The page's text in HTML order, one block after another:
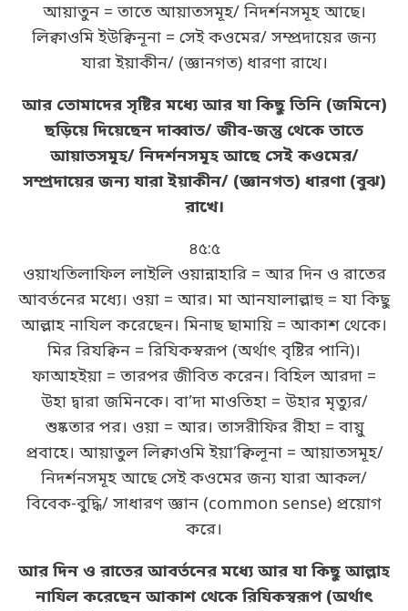
আয়াতুন = তাতে আয়াতসমূহ/ নিদর্শনসমূহ আছে।
লিক্বাওমি ইউক্বিনূনা = সেই কওমের/ সম্প্রদায়ের জন্য
যারা ইয়াকীন/ (জ্ঞানগত) ধারণা রাখে।
আর তোমাদের সৃষ্টির মধ্যে আর যা কিছু তিনি (জমিনে)
ছড়িয়ে দিয়েছেন দাব্বাত/ জীব-জন্তু থেকে তাতে
আয়াতসমূহ/ নিদর্শনসমূহ আছে সেই কওমের/
সম্প্রদায়ের জন্য যারা ইয়াকীন/ (জ্ঞানগত) ধারণা (বুঝ)
রাখে।
৪৫:৫
ওয়াখতিলাফিল লাইলি ওয়ান্নাহারি = আর দিন ও রাতের
আবর্তনের মধ্যে। ওয়া = আর। মা আনযালাল্লাহু = যা কিছু
আল্লাহ নাযিল করেছেন। মিনাছ ছামায়ি = আকাশ থেকে।
মির রিযক্বিন = রিযিকস্বরূপ (অর্থাৎ বৃষ্টির পানি)।
ফাআহইয়া = তারপর জীবিত করেন। বিহিল আরদা =
উহা দ্বারা জমিনকে। বা’দা মাওতিহা = উহার মৃত্যুর/
শুষ্কতার পর। ওয়া = আর। তাসরীফির রীহা = বায়ু
প্রবাহে। আয়াতুল লিক্বাওমি ইয়া’ক্বিলূনা = আয়াতসমূহ/
নিদর্শনসমূহ আছে সেই কওমের জন্য যারা আকল/
বিবেক-বুদ্ধি/ সাধারণ জ্ঞান (common sense) প্রয়োগ
করে।
আর দিন ও রাতের আবর্তনের মধ্যে আর যা কিছু আল্লাহ
নাযিল করেছেন আকাশ থেকে রিযিকস্বরূপ (অর্থাৎ